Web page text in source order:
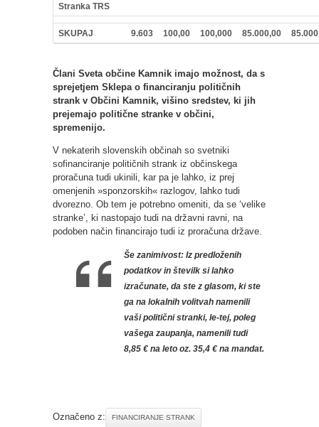
Stranka TRS
SKUPAJ 9.603 100,00 100,000 85.000,00
Člani Sveta občine Kamnik imajo možnost, da s
sprejetjem Sklepa o financiranju političnih
strank v Občini Kamnik, višino sredstev, ki jih
prejemajo politične stranke v občini,
spremenijo.
V nekaterih slovenskih občinah so svetniki
sofinanciranje političnih strank iz občinskega
proračuna tudi ukinili, kar pa je lahko, iz prej
omenjenih »sponzorskih« razlogov, lahko tudi
dvorezno. Ob tem je potrebno omeniti, da se ‘velike
stranke’, ki nastopajo tudi na državni ravni, na
podoben način financirajo tudi iz proračuna države.
Še zanimivost: Iz predloženih
podatkov in številk si lahko
izračunate, da ste z glasom, ki ste
ga na lokalnih volitvah namenili
vaši politični stranki, le-tej, poleg
vašega zaupanja, namenili tudi
8,85 € na leto oz. 35,4 € na mandat.
Označeno z: FINANCIRANJE STRANK